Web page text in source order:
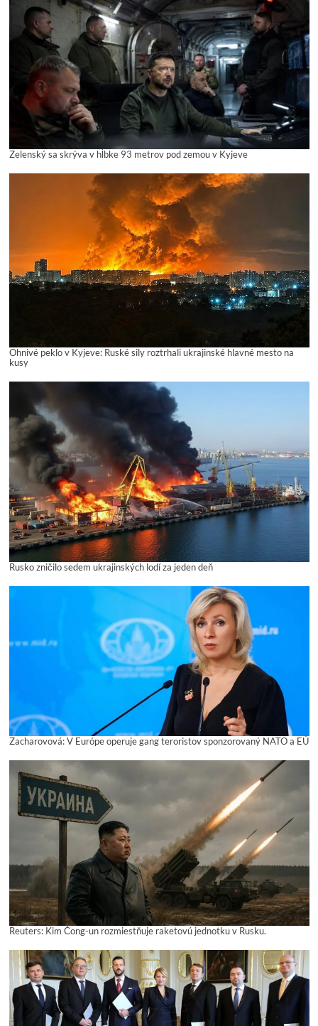
Zelenský sa skrýva v hĺbke 93 metrov pod zemou v Kyjeve
Ohnivé peklo v Kyjeve: Ruské sily roztrhali ukrajinské hlavné mesto na
kusy
Rusko zničilo sedem ukrajinských lodí za jeden deň
Zacharovová: V Európe operuje gang teroristov sponzorovaný NATO a EÚ
Reuters: Kim Čong-un rozmiestňuje raketovú jednotku v Rusku.